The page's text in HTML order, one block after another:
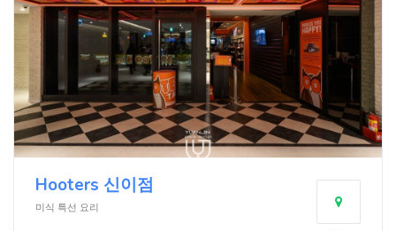
Hooters 신이점
미식 특선 요리